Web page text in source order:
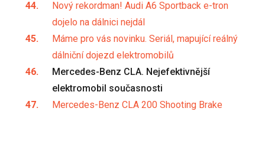
Nový rekordman! Audi A6 Sportback e-tron
dojelo na dálnici nejdál
Máme pro vás novinku. Seriál, mapující reálný
dálniční dojezd elektromobilů
Mercedes-Benz CLA. Nejefektivnější
elektromobil současnosti
Mercedes-Benz CLA 200 Shooting Brake